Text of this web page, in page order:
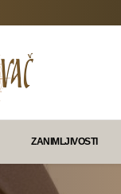
ZANIMLJIVOSTI